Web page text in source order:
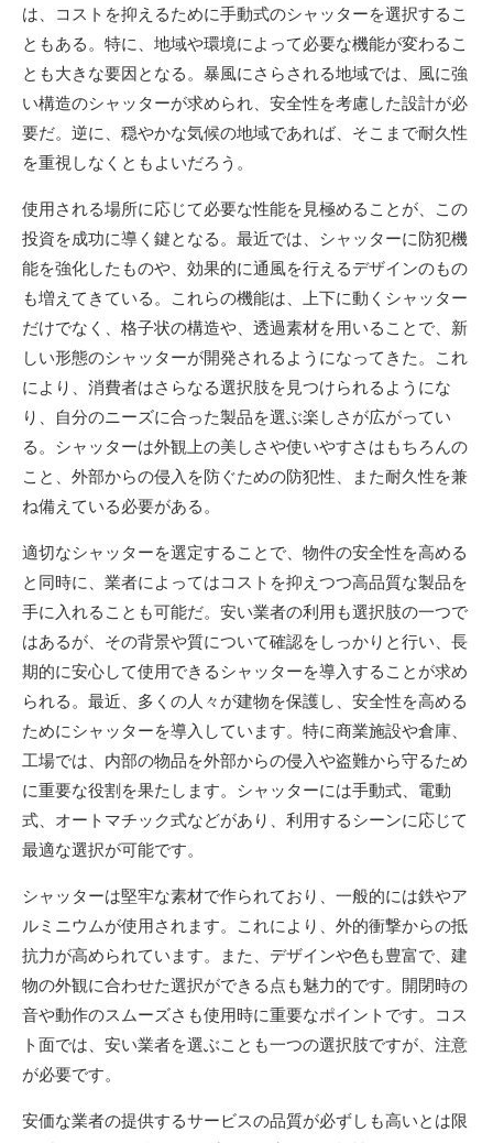
は、コストを抑えるために手動式のシャッターを選択するこ
ともある。特に、地域や環境によって必要な機能が変わるこ
とも大きな要因となる。暴風にさらされる地域では、風に強
い構造のシャッターが求められ、安全性を考慮した設計が必
要だ。逆に、穏やかな気候の地域であれば、そこまで耐久性
を重視しなくともよいだろう。
使用される場所に応じて必要な性能を見極めることが、この
投資を成功に導く鍵となる。最近では、シャッターに防犯機
能を強化したものや、効果的に通風を行えるデザインのもの
も増えてきている。これらの機能は、上下に動くシャッター
だけでなく、格子状の構造や、透過素材を用いることで、新
しい形態のシャッターが開発されるようになってきた。これ
により、消費者はさらなる選択肢を見つけられるようにな
り、自分のニーズに合った製品を選ぶ楽しさが広がってい
る。シャッターは外観上の美しさや使いやすさはもちろんの
こと、外部からの侵入を防ぐための防犯性、また耐久性を兼
ね備えている必要がある。
適切なシャッターを選定することで、物件の安全性を高める
と同時に、業者によってはコストを抑えつつ高品質な製品を
手に入れることも可能だ。安い業者の利用も選択肢の一つで
はあるが、その背景や質について確認をしっかりと行い、長
期的に安心して使用できるシャッターを導入することが求め
られる。最近、多くの人々が建物を保護し、安全性を高める
ためにシャッターを導入しています。特に商業施設や倉庫、
工場では、内部の物品を外部からの侵入や盗難から守るため
に重要な役割を果たします。シャッターには手動式、電動
式、オートマチック式などがあり、利用するシーンに応じて
最適な選択が可能です。
シャッターは堅牢な素材で作られており、一般的には鉄やア
ルミニウムが使用されます。これにより、外的衝撃からの抵
抗力が高められています。また、デザインや色も豊富で、建
物の外観に合わせた選択ができる点も魅力的です。開閉時の
音や動作のスムーズさも使用時に重要なポイントです。コス
ト面では、安い業者を選ぶことも一つの選択肢ですが、注意
が必要です。
安価な業者の提供するサービスの品質が必ずしも高いとは限